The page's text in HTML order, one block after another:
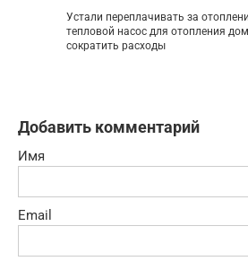
Устали переплачивать за
тепловой насос для отопления
сократить расходы
Добавить комментарий
Имя
Email